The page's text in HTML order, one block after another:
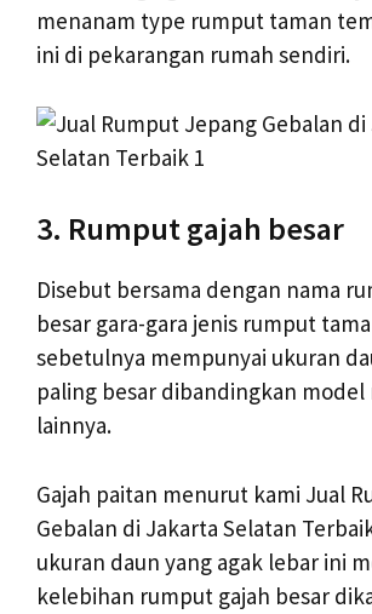
menanam type rumput taman
ini di pekarangan rumah sendiri.
3. Rumput gajah besar
Disebut bersama dengan nama
besar gara-gara jenis rumput
sebetulnya mempunyai ukuran
paling besar dibandingkan
lainnya.
Gajah paitan menurut kami Jual
Gebalan di Jakarta Selatan
ukuran daun yang agak lebar ini
kelebihan rumput gajah besar